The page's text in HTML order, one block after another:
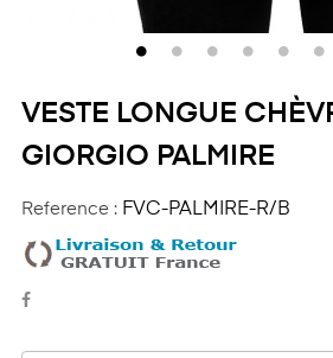
VESTE LONGUE
GIORGIO PALMIRE
Reference : FVC-PALMIRE-R/B